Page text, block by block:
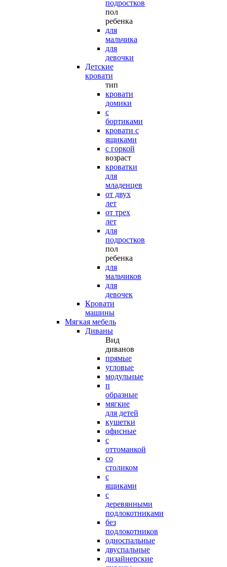
подростков
пол
ребенка
для
мальчика
для
девочки
Детские
кровати
тип
кровати
домики
с
бортиками
кровати с
ящиками
с горкой
возраст
кроватки
для
младенцев
от двух
лет
от трех
лет
для
подростков
пол
ребенка
для
мальчиков
для
девочек
Кровати
машины
Мягкая мебель
Диваны
Вид
диванов
прямые
угловые
модульные
п
образные
мягкие
для детей
кушетки
офисные
с
оттоманкой
со
столиком
с
ящиками
с
деревянными
подлокотниками
без
подлокотников
односпальные
двуспальные
дизайнерские